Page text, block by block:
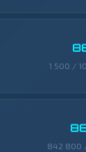
1 500 /
842 800